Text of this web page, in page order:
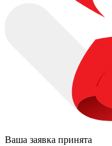
Ваша заявка принята